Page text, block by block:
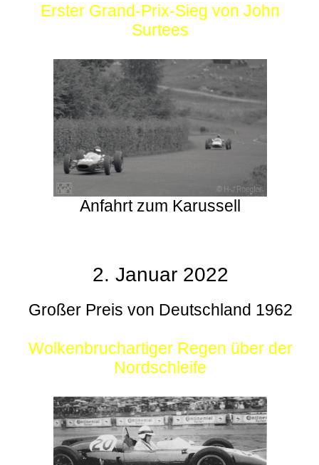
Erster Grand-Prix-Sieg von John
Surtees
Anfahrt zum Karussell
2. Januar 2022
Großer Preis von Deutschland 1962
Wolkenbruchartiger Regen über der
Nordschleife